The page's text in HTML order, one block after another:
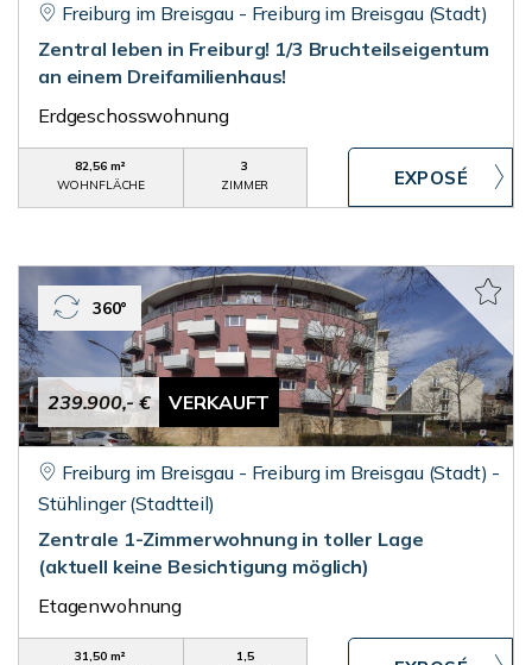
Freiburg im Breisgau - Freiburg im Breisgau (Stadt)
Zentral leben in Freiburg! 1/3 Bruchteilseigentum
an einem Dreifamilienhaus!
Erdgeschosswohnung
82,56 m²
WOHNFLÄCHE
3
ZIMMER
239.900,- € VERKAUFT
360°
Freiburg im Breisgau - Freiburg im Breisgau (Stadt) -
Stühlinger (Stadtteil)
Zentrale 1-Zimmerwohnung in toller Lage
(aktuell keine Besichtigung möglich)
Etagenwohnung
31,50 m²
1,5